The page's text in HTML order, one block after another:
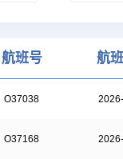
航班号 航
O37038
O37168